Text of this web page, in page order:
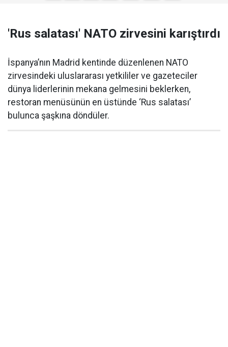
'Rus salatası' NATO zirvesini karıştırdı
İspanya’nın Madrid kentinde düzenlenen NATO
zirvesindeki uluslararası yetkililer ve gazeteciler
dünya liderlerinin mekana gelmesini beklerken,
restoran menüsünün en üstünde ‘Rus salatası’
bulunca şaşkına döndüler.